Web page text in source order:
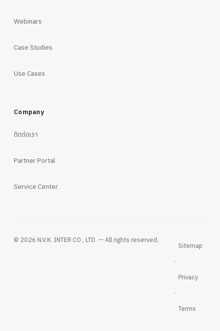
Webinars
Case Studies
Use Cases
Company
ติดต่อเรา
Partner Portal
Service Center
© 2026 N.V.K. INTER CO., LTD. — All rights reserved.
Sitemap
·
Privacy
·
Terms